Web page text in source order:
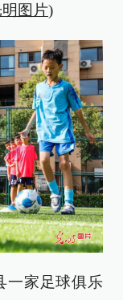
图片)
一家足球俱乐